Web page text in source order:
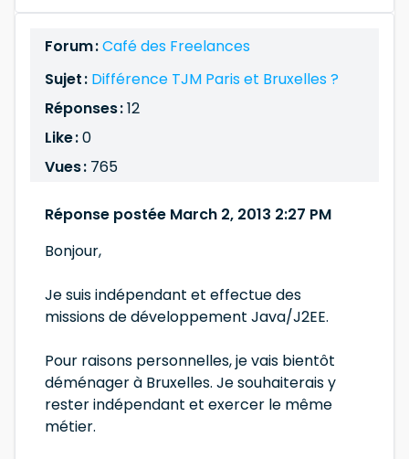
Forum :Café des Freelances
Sujet : Différence TJM Paris et Bruxelles ?
Réponses :12
Like :0
Vues : 765
Réponse postée March 2, 2013 2:27 PM
Bonjour,
Je suis indépendant et effectue des
missions de développement Java/J2EE.
Pour raisons personnelles, je vais bientôt
déménager à Bruxelles. Je souhaiterais y
rester indépendant et exercer le même
métier.